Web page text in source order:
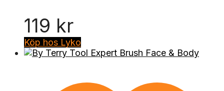
119 kr
Köp hos Lyko